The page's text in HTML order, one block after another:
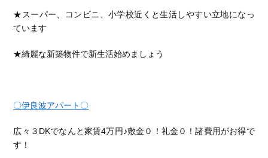
★スーパー、コンビニ、小学校近くと生活しやすい立地になっ
ています
★綺麗な新築物件で新生活始めましょう
〇伊良波アパート〇
広々３DKでなんと家賃4万円♪敷金０！礼金０！諸費用がお得で
す！